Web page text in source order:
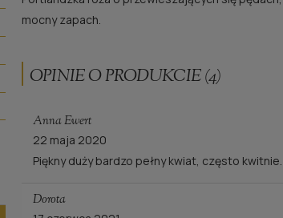
mocny zapach.
OPINIE O PRODUKCIE (4)
Anna Ewert
22 maja 2020
Piękny duży bardzo pełny kwiat, często
Dorota